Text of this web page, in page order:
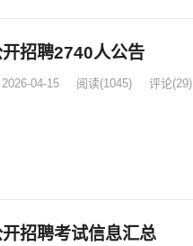
招聘2740人公告
2026-04-15 阅读(1045) 评论(29)
招聘考试信息汇总